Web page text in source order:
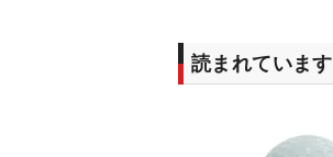
読まれています